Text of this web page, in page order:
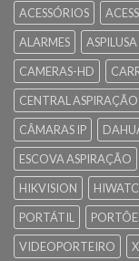
ACESSÓRIOS
ALARMES
ASPILUSA
CAMERAS-HD
CENTRAL ASPIRAÇÃO
CÂMARAS IP
ESCOVA ASPIRAÇÃO
HIKVISION
PORTÁTIL
VIDEOPORTEIRO